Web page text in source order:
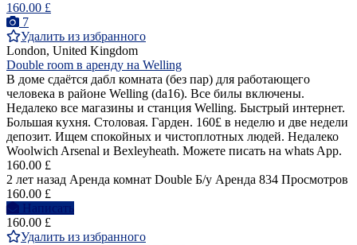
160.00 £
7
Удалить из избранного
London, United Kingdom
Double room в аренду на Welling
В доме сдаётся дабл комната (без пар) для работающего
человека в районе Welling (da16). Все билы включены.
Недалеко все магазины и станция Welling. Быстрый интернет.
Большая кухня. Столовая. Гарден. 160£ в неделю и две недели
депозит. Ищем спокойных и чистоплотных людей. Недалеко
Woolwich Arsenal и Bexleyheath. Можете писать на whats App.
160.00 £
2 лет назад Аренда комнат Double Б/у Аренда 834 Просмотров
160.00 £
Написать
160.00 £
Удалить из избранного